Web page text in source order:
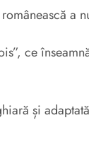
a
ce
și